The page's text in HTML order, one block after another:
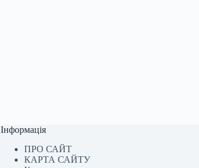
Інформація
ПРО САЙТ
КАРТА САЙТУ